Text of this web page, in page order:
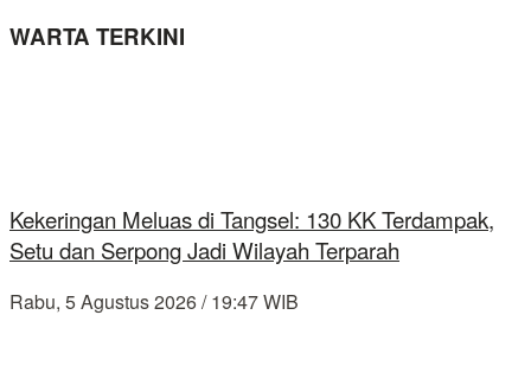
WARTA TERKINI
Kekeringan Meluas di Tangsel: 130 KK Terdampak,
Setu dan Serpong Jadi Wilayah Terparah
Rabu, 5 Agustus 2026 / 19:47 WIB